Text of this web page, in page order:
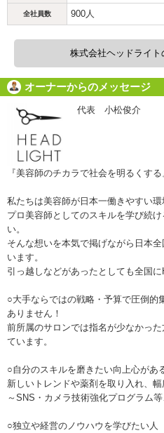
全社員数 900人
株式会社ヘッドライ
オーナーからのメッセージ
代表 小松俊介
『美容師のチカラで社会を明るくする
私たちは美容師が日本一働きやすい環
プロ美容師としてのスキルを学び続
い。
そんな想いを本気で掲げながら日本
います。
引っ越しなどがあったとしても全国
○大手ならではの戦略・予算で圧倒
ありません！
前所属のサロンでは指名が少なかっ
ています。
○自分のスキルを磨きたい向上心があ
新しいトレンドや薬剤を取り入れ、幅
～SNS・カメラ技術強化プログラム
○独立や経営のノウハウを学びたい人